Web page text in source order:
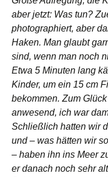
aber jetzt: Was tun?
photographiert, aber
Haken. Man glaubt
sind, wenn man noch
Etwa 5 Minuten lang
Kinder, um ein 15 cm
bekommen. Zum
anwesend, ich war
Schließlich hatten wir
und – was hätten wir
– haben ihn ins Meer
er danach noch sehr